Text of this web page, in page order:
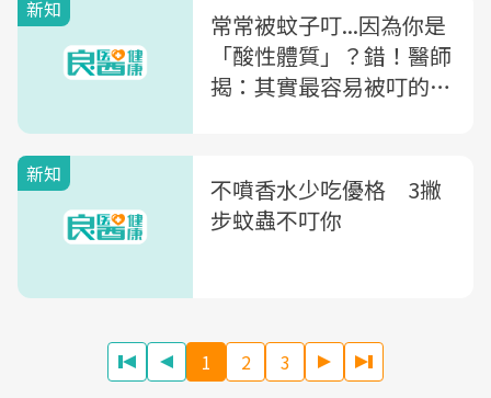
新知
常常被蚊子叮...因為你是
「酸性體質」？錯！醫師
揭：其實最容易被叮的是
新知
不噴香水少吃優格 3撇
步蚊蟲不叮你
1 2 3